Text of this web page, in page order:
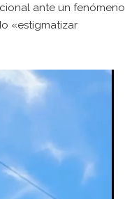
ante un fenómeno
«estigmatizar